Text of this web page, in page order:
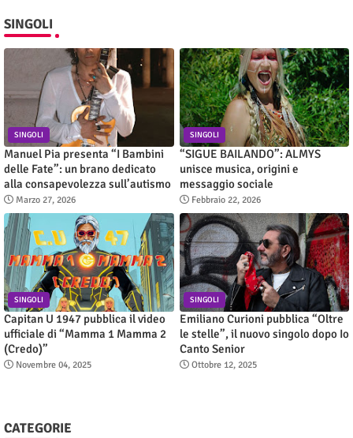
SINGOLI
SINGOLI
Manuel Pia presenta “I Bambini
delle Fate”: un brano dedicato
alla consapevolezza sull’autismo
Marzo 27, 2026
SINGOLI
“SIGUE BAILANDO”: ALMYS
unisce musica, origini e
messaggio sociale
Febbraio 22, 2026
SINGOLI
Capitan U 1947 pubblica il video
ufficiale di “Mamma 1 Mamma 2
(Credo)”
Novembre 04, 2025
SINGOLI
Emiliano Curioni pubblica “Oltre
le stelle”, il nuovo singolo dopo Io
Canto Senior
Ottobre 12, 2025
CATEGORIE